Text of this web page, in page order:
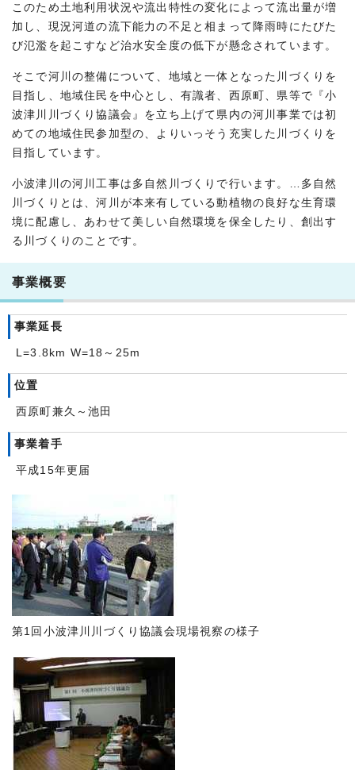
このため土地利用状況や流出特性の変化によって流出量が増
加し、現況河道の流下能力の不足と相まって降雨時にたびた
び氾濫を起こすなど治水安全度の低下が懸念されています。
そこで河川の整備について、地域と一体となった川づくりを
目指し、地域住民を中心とし、有識者、西原町、県等で『小
波津川川づくり協議会』を立ち上げて県内の河川事業では初
めての地域住民参加型の、よりいっそう充実した川づくりを
目指しています。
小波津川の河川工事は多自然川づくりで行います。…多自然
川づくりとは、河川が本来有している動植物の良好な生育環
境に配慮し、あわせて美しい自然環境を保全したり、創出す
る川づくりのことです。
事業概要
事業延長
L=3.8km W=18～25m
位置
西原町兼久～池田
事業着手
平成15年更届
第1回小波津川川づくり協議会現場視察の様子